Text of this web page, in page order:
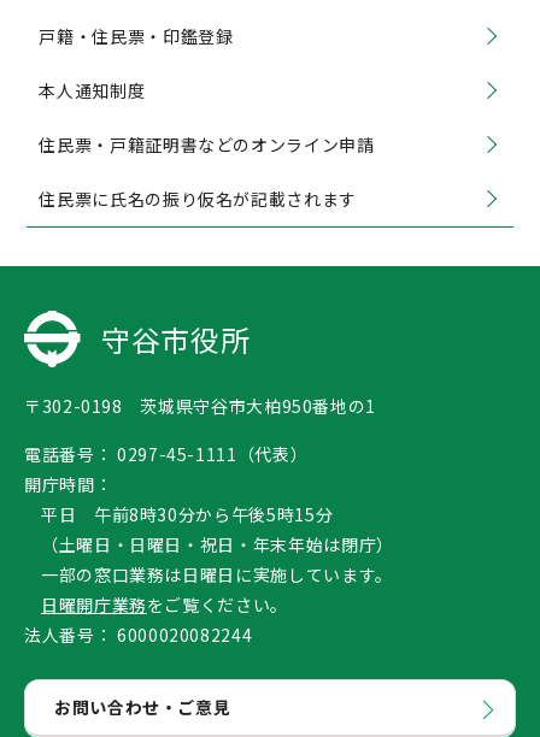
戸籍・住民票・印鑑登録
本人通知制度
住民票・戸籍証明書などのオンライン申請
住民票に氏名の振り仮名が記載されます
守谷市役所
〒302-0198 茨城県守谷市大柏950番地の1
電話番号： 0297-45-1111（代表）
開庁時間：
平日 午前8時30分から午後5時15分
（土曜日・日曜日・祝日・年末年始は閉庁）
一部の窓口業務は日曜日に実施しています。
日曜開庁業務をご覧ください。
法人番号： 6000020082244
お問い合わせ・ご意見